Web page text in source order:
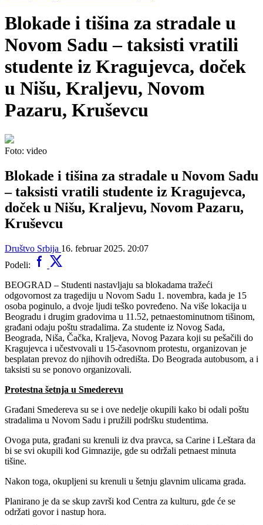
Blokade i tišina za stradale u
Novom Sadu – taksisti vratili
studente iz Kragujevca, doček
u Nišu, Kraljevu, Novom
Pazaru, Kruševcu
Foto: video
Blokade i tišina za stradale u Novom Sadu
– taksisti vratili studente iz Kragujevca,
doček u Nišu, Kraljevu, Novom Pazaru,
Kruševcu
Društvo Srbija 16. februar 2025. 20:07
Podeli:
BEOGRAD – Studenti nastavljaju sa blokadama tražeći
odgovornost za tragediju u Novom Sadu 1. novembra, kada je 15
osoba poginulo, a dvoje ljudi teško povređeno. Na više lokacija u
Beogradu i drugim gradovima u 11.52, petnaestominutnom tišinom,
građani odaju poštu stradalima. Za studente iz Novog Sada,
Beograda, Niša, Čačka, Kraljeva, Novog Pazara koji su pešačili do
Kragujevca i učestvovali u 15-časovnom protestu, organizovan je
besplatan prevoz do njihovih odredišta. Do Beograda autobusom, a i
taksisti su se ponovo organizovali.
Protestna šetnja u Smederevu
Građani Smedereva su se i ove nedelje okupili kako bi odali poštu
stradalima u Novom Sadu i pružili podršku studentima.
Ovoga puta, građani su krenuli iz dva pravca, sa Carine i Leštara da
bi se svi okupili kod Gimnazije, gde su održali petnaest minuta
tišine.
Nakon toga, okupljeni su krenuli u šetnju glavnim ulicama grada.
Planirano je da se skup završi kod Centra za kulturu, gde će se
održati govor i nastup hora.